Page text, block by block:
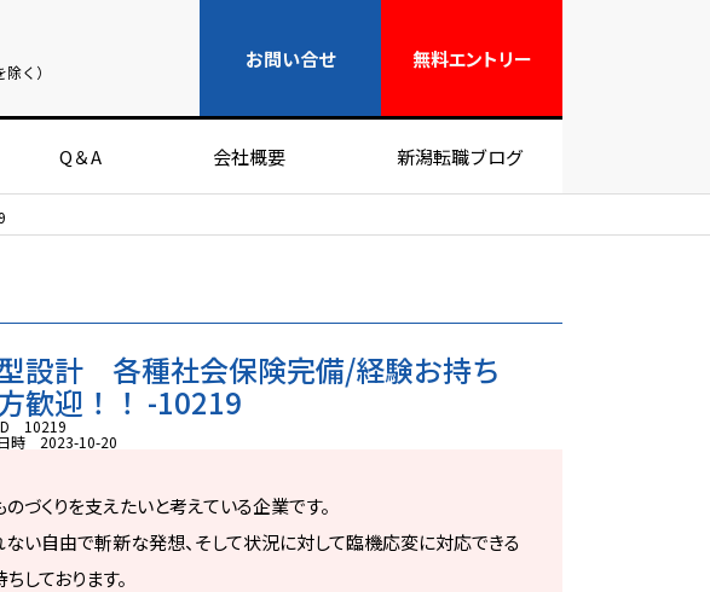
く）
お問い合せ 無料エントリー
Q＆A 会社概要 新潟転職ブログ
設計 各種社会保険完備/経験お持ち
歓迎！！ -10219
10219
時 2023-10-20
づくりを支えたいと考えている企業です。
い自由で斬新な発想、そして状況に対して臨機応変に対応できる
しております。